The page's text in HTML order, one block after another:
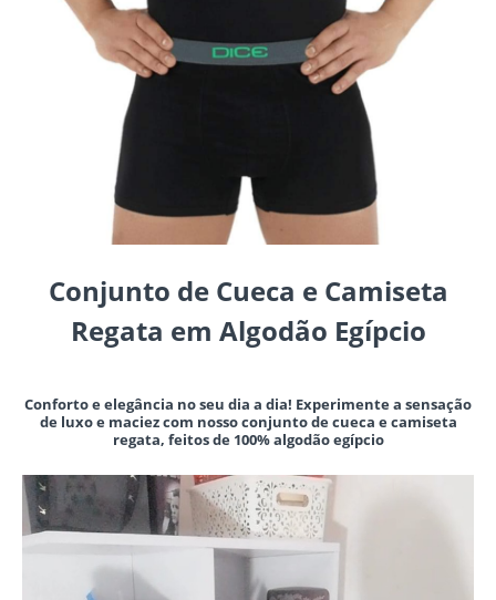
Conjunto de Cueca e Camiseta
Regata em Algodão Egípcio
Conforto e elegância no seu dia a dia! Experimente a sensação
de luxo e maciez com nosso conjunto de cueca e camiseta
regata, feitos de 100% algodão egípcio